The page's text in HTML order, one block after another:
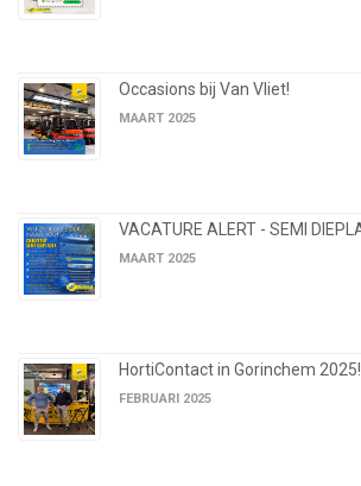
Occasions bij Van Vliet!
MAART 2025
VACATURE ALERT - SEMI
MAART 2025
HortiContact in Gorinchem 2025!
FEBRUARI 2025